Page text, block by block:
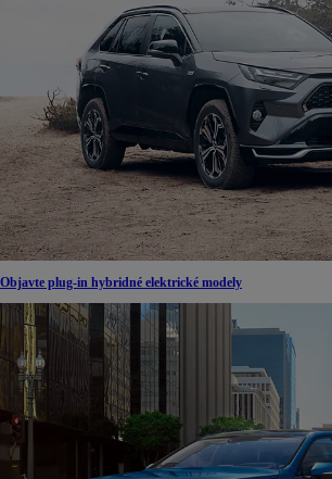
Objavte plug-in hybridné elektrické modely